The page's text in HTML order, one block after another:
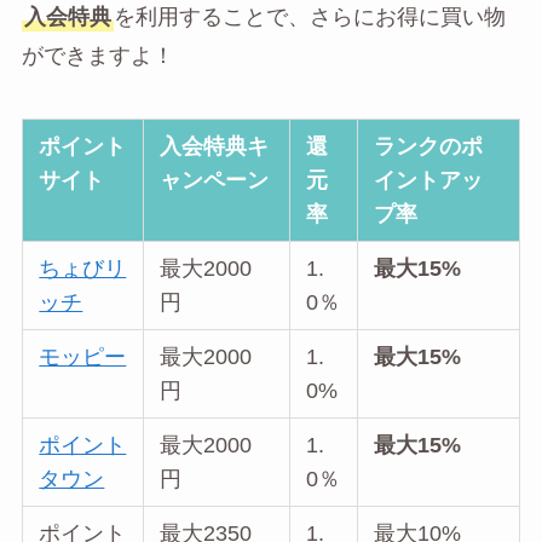
入会特典を利用することで、さらにお得に買い物
ができますよ！
ポイント
サイト
入会特典キ
ャンペーン
還
元
率
ランクのポ
イントアッ
プ率
ちょびリ
ッチ
最大2000
円
1.
0％
最大15%
モッピー
最大2000
円
1.
0%
最大15%
ポイント
タウン
最大2000
円
1.
0％
最大15%
ポイント
最大2350
1.
最大10%